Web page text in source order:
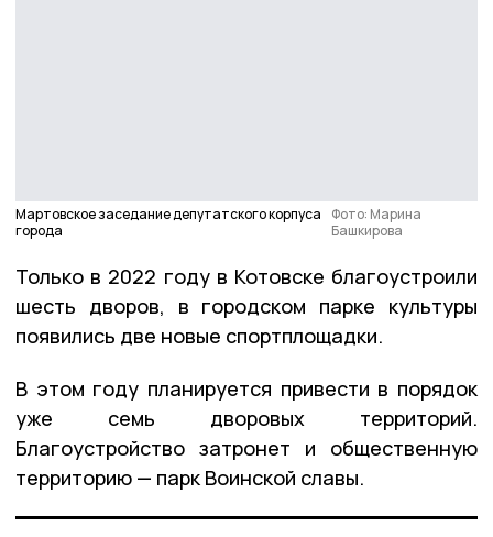
Мартовское заседание депутатского корпуса
города
Фото: Марина
Башкирова
Только в 2022 году в Котовске благоустроили
шесть дворов, в городском парке культуры
появились две новые спортплощадки.
В этом году планируется привести в порядок
уже семь дворовых территорий.
Благоустройство затронет и общественную
территорию — парк Воинской славы.